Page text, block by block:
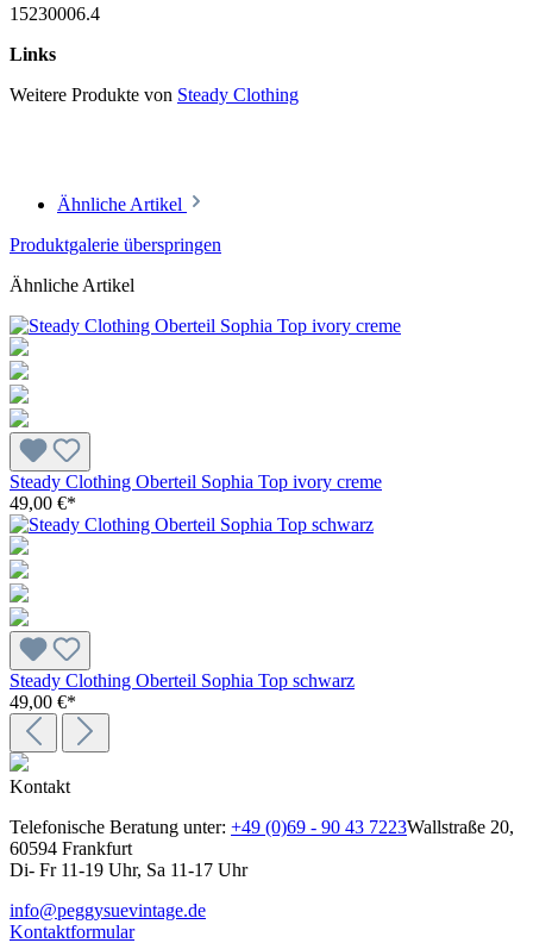
15230006.4
Links
Weitere Produkte von Steady Clothing
Ähnliche Artikel
Produktgalerie überspringen
Ähnliche Artikel
Steady Clothing Oberteil Sophia Top ivory creme
49,00 €*
Steady Clothing Oberteil Sophia Top schwarz
49,00 €*
Kontakt
Telefonische Beratung unter: +49 (0)69 - 90 43 7223Wallstraße 20,
60594 Frankfurt
Di- Fr 11-19 Uhr, Sa 11-17 Uhr
info@peggysuevintage.de
Kontaktformular